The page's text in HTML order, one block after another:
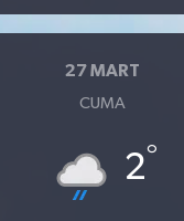
27 MART
CUMA
2°